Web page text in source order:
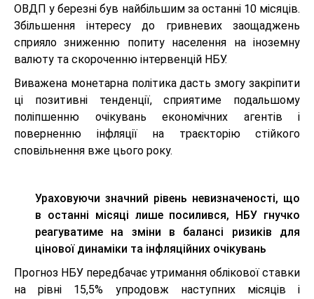
ОВДП у березні був найбільшим за останні 10 місяців.
Збільшення інтересу до гривневих заощаджень
сприяло зниженню попиту населення на іноземну
валюту та скороченню інтервенцій НБУ.
Виважена монетарна політика дасть змогу закріпити
ці позитивні тенденції, сприятиме подальшому
поліпшенню очікувань економічних агентів і
поверненню інфляції на траєкторію стійкого
сповільнення вже цього року.
Ураховуючи значний рівень невизначеності, що
в останні місяці лише посилився, НБУ гнучко
реагуватиме на зміни в балансі ризиків для
цінової динаміки та інфляційних очікувань
Прогноз НБУ передбачає утримання облікової ставки
на рівні 15,5% упродовж наступних місяців і